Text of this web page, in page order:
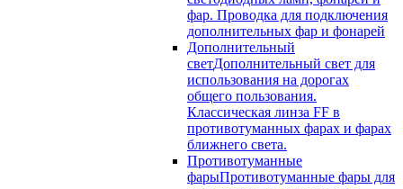
фар. Проводка для подключения
дополнительных фар и фонарей
Дополнительный
светДополнительный свет для
использования на дорогах
общего пользования.
Классическая линза FF в
противотуманных фарах и фарах
ближнего света.
Противотуманные
фарыПротивотуманные фары для